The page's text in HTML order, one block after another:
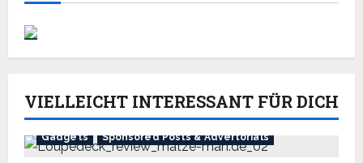
VIELLEICHT INTERESSANT FÜR DICH
Gadgets Sponsored Posts & Advertorials